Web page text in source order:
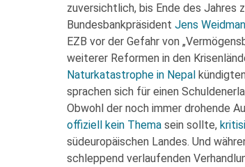
zuversichtlich, bis Ende des Jahres
Bundesbankpräsident Jens
EZB vor der Gefahr von
weiterer Reformen in den
Naturkatastrophe in Nepal
sprachen sich für einen
Obwohl der noch immer drohende
offiziell kein Thema sein sollte,
südeuropäischen Landes. Und
schleppend verlaufenden